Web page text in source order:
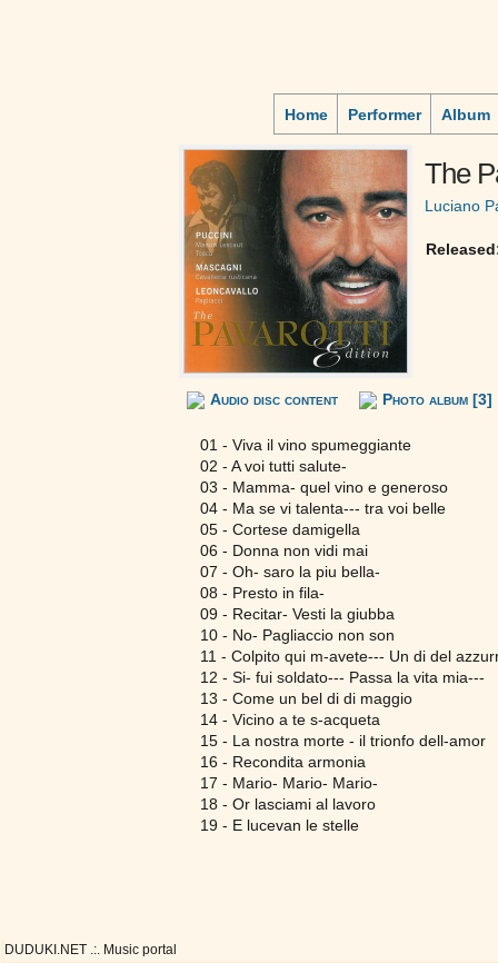
Home Performer Album
The
Luciano
Audio disc content Photo album [3]
01 - Viva il vino spumeggiante
02 - A voi tutti salute-
03 - Mamma- quel vino e generoso
04 - Ma se vi talenta--- tra voi belle
05 - Cortese damigella
06 - Donna non vidi mai
07 - Oh- saro la piu bella-
08 - Presto in fila-
09 - Recitar- Vesti la giubba
10 - No- Pagliaccio non son
11 - Colpito qui m-avete--- Un di del
12 - Si- fui soldato--- Passa la vita mia---
13 - Come un bel di di maggio
14 - Vicino a te s-acqueta
15 - La nostra morte - il trionfo dell-amor
16 - Recondita armonia
17 - Mario- Mario- Mario-
18 - Or lasciami al lavoro
19 - E lucevan le stelle
DUDUKI.NET .:. Music portal